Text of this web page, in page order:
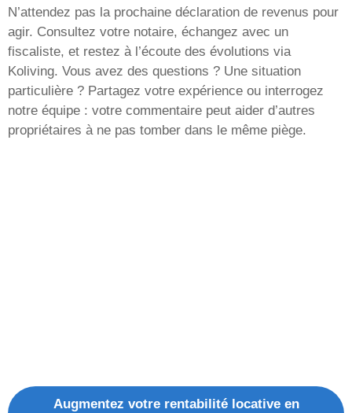
N’attendez pas la prochaine déclaration de revenus pour
agir. Consultez votre notaire, échangez avec un
fiscaliste, et restez à l’écoute des évolutions via
Koliving. Vous avez des questions ? Une situation
particulière ? Partagez votre expérience ou interrogez
notre équipe : votre commentaire peut aider d’autres
propriétaires à ne pas tomber dans le même piège.
Augmentez votre rentabilité locative en